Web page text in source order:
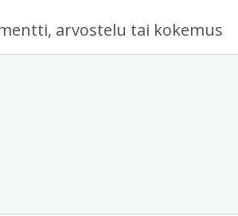
arvostelu tai kokemus